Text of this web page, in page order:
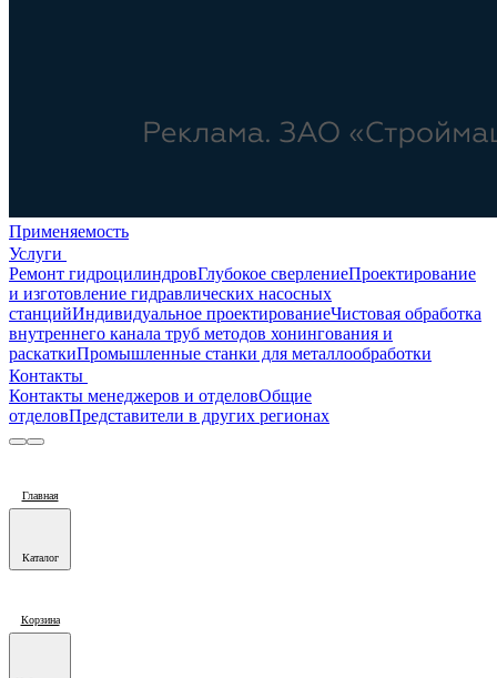
Применяемость
Услуги
Ремонт гидроцилиндровГлубокое сверлениеПроектирование
и изготовление гидравлических насосных
станцийИндивидуальное проектированиеЧистовая обработка
внутреннего канала труб методов хонингования и
раскаткиПромышленные станки для металлообработки
Контакты
Контакты менеджеров и отделовОбщие
отделовПредставители в других регионах
Главная
Каталог
Корзина